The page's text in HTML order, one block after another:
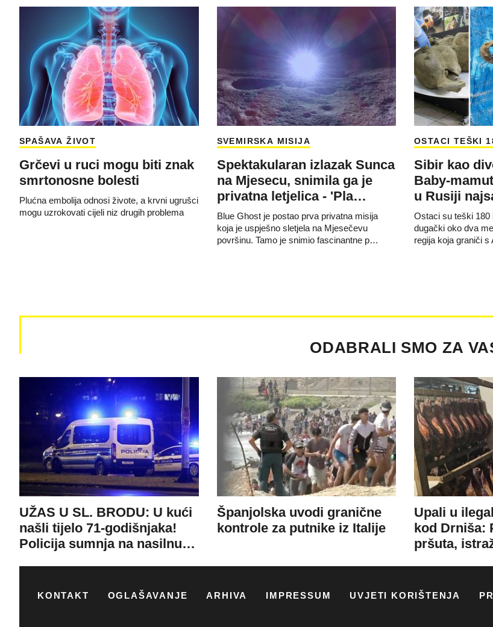
SPAŠAVA ŽIVOT
Grčevi u ruci mogu biti znak
smrtonosne bolesti
Plućna embolija odnosi živote, a krvni ugrušci
mogu uzrokovati cijeli niz drugih problema
SVEMIRSKA MISIJA
Spektakularan izlazak Sunca
na Mjesecu, snimila ga je
privatna letjelica - 'Pla…
Blue Ghost je postao prva privatna misija
koja je uspješno sletjela na Mjesečevu
površinu. Tamo je snimio fascinantne p…
OSTACI TEŠKI
Sibir kao
Baby-
u Rusiji
Ostaci su teški
dugački oko dva
regija koja graniči
KONTAKT OGLAŠAVANJE ARHIVA IMPRESSUM UVJETI KORIŠTENJA